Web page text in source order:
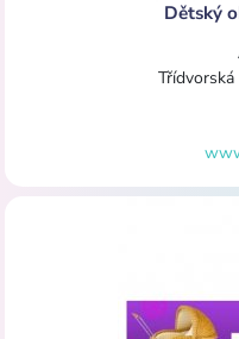
Dětský